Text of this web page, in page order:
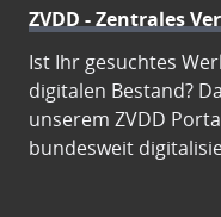
ZVDD - Zentrales
Ist Ihr gesuchtes
digitalen Bestand?
unserem ZVDD
bundesweit